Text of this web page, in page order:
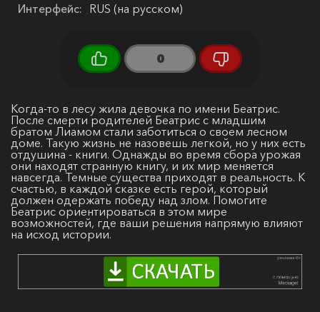
Интерфейс: RUS (на русском)
0
Когда-то в лесу жила девочка по имени Беатрис.
После смерти родителей Беатрис с младшим
братом Лиамом стали заботиться о своем лесном
доме. Такую жизнь не назовешь легкой, но у них есть
отдушина - книги. Однажды во время сбора урожая
они находят странную книгу, и их мир меняется
навсегда. Темные существа приходят в реальность. К
счастью, в каждой сказке есть герой, который
должен одержать победу над злом. Помогите
Беатрис ориентироваться в этом мире
возможностей, где ваши решения напрямую влияют
на исход истории.